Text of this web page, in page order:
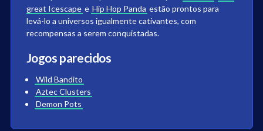
great Icescape e Hip Hop Panda estão prontos para
levá-lo a universos igualmente cativantes, com
recompensas a serem conquistadas.
Jogos parecidos
Wild Bandito
Aztec Clusters
Demon Pots